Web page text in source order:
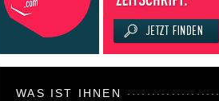
WAS IST IHNEN